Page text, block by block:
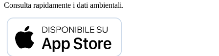
Consulta rapidamente i dati ambientali.